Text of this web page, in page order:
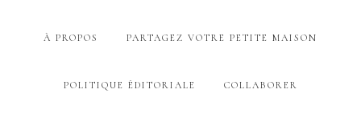
À PROPOS PARTAGEZ VOTRE PETITE MAISON
POLITIQUE ÉDITORIALE COLLABORER